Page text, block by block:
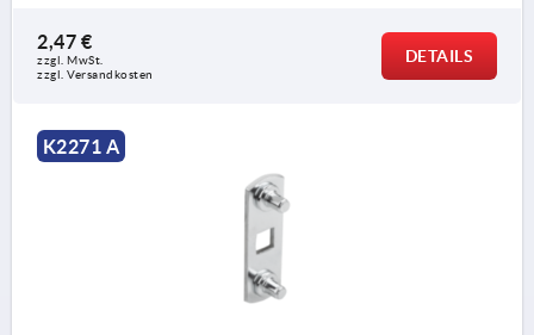
2,47 €
zzgl. MwSt.
zzgl. Versandkosten
DETAILS
K2271 A